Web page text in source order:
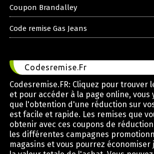
Coupon Brandalley
Code remise Gas Jeans
Codesremise.Fr
Codesremise.FR: Cliquez pour trouver
et pour accéder à la page online, vous
que l'obtention d'une réduction sur
est facile et rapide. Les remises que
obtenir avec ces coupons de
les différentes campagnes
magasins et vous pourrez économiser